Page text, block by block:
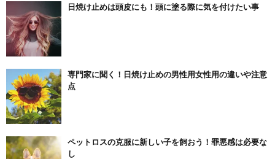
日焼け止めは頭皮にも！頭に塗る際に気を付けたい事
専門家に聞く！日焼け止めの男性用女性用の違いや注意
点
ペットロスの克服に新しい子を飼おう！罪悪感は必要な
し